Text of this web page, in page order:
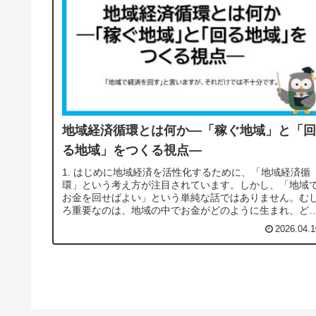
地域経済循環とは何か―「稼ぐ地域」と「回
る地域」をつくる視点―
1. はじめに地域経済を活性化するために、「地域経済循
環」という考え方が注目されています。しかし、「地域
お金を回せばよい」という単純な話ではありません。む
ろ重要なのは、地域の中でお金がどのように生まれ、どの